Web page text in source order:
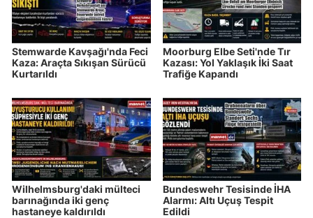
Stemwarde Kavşağı'nda Feci
Kaza: Araçta Sıkışan Sürücü
Kurtarıldı
Moorburg Elbe Seti'nde Tır
Kazası: Yol Yaklaşık İki Saat
Trafiğe Kapandı
Wilhelmsburg'daki mülteci
barınağında iki genç
hastaneye kaldırıldı
Bundeswehr Tesisinde İHA
Alarmı: Altı Uçuş Tespit
Edildi